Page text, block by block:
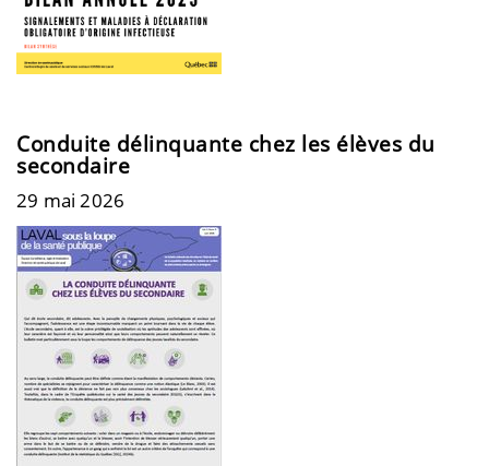
Conduite délinquante chez les élèves du
secondaire
29 mai 2026